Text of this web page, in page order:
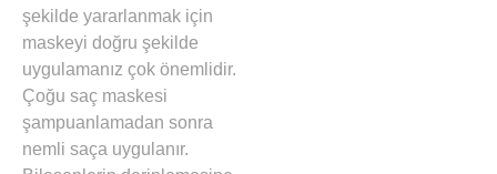
şekilde yararlanmak için
maskeyi doğru şekilde
uygulamanız çok önemlidir.
Çoğu saç maskesi
şampuanlamadan sonra
nemli saça uygulanır.